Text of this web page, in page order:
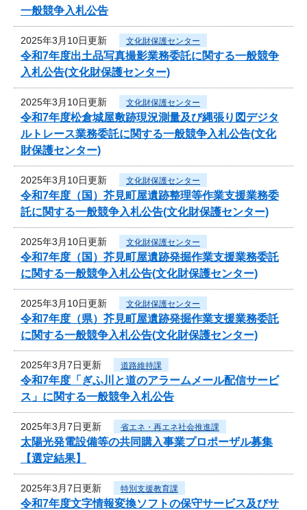
一般競争入札公告
2025年3月10日更新 文化財保護センター
令和7年度出土品写真撮影業務委託に関する一般競争
入札公告(文化財保護センター)
2025年3月10日更新 文化財保護センター
令和7年度松倉城屋敷跡現況測量及び縄張り図デジタ
ルトレース業務委託に関する一般競争入札公告(文化
財保護センター)
2025年3月10日更新 文化財保護センター
令和7年度（国）芥見町屋遺跡整理等作業支援業務委
託に関する一般競争入札公告(文化財保護センター)
2025年3月10日更新 文化財保護センター
令和7年度（国）芥見町屋遺跡発掘作業支援業務委託
に関する一般競争入札公告(文化財保護センター)
2025年3月10日更新 文化財保護センター
令和7年度（県）芥見町屋遺跡発掘作業支援業務委託
に関する一般競争入札公告(文化財保護センター)
2025年3月7日更新 道路維持課
令和7年度「ぎふ川と道のアラームメール配信サービ
ス」に関する一般競争入札公告
2025年3月7日更新 省エネ・再エネ社会推進課
太陽光発電設備等の共同購入事業プロポーザル募集
【選定結果】
2025年3月7日更新 特別支援教育課
令和7年度文字情報変換ソフトの保守サービス及びサ